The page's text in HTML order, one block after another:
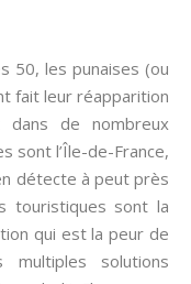
50, les punaises (ou
fait leur réapparition
de nombreux
sont l’Île-de-France,
détecte à peut près
touristiques sont la
qui est la peur de
multiples solutions